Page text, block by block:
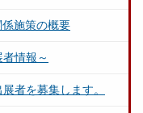
施策の概要
情報～
者を募集します。